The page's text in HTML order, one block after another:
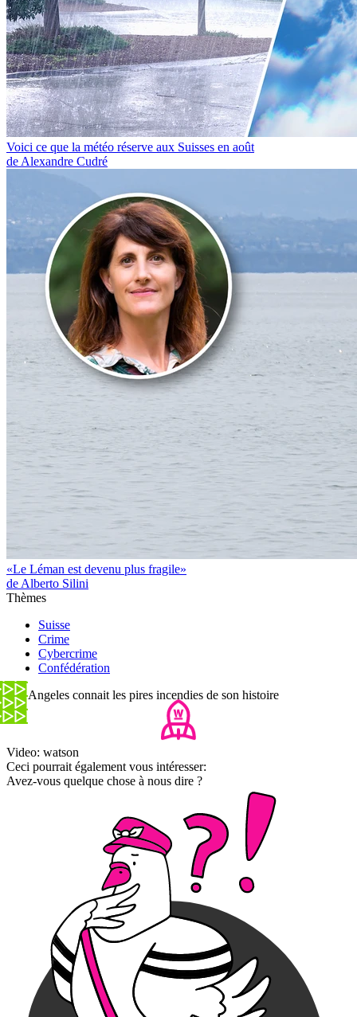
Voici ce que la météo réserve aux Suisses en août
de Alexandre Cudré
«Le Léman est devenu plus fragile»
de Alberto Silini
Thèmes
Suisse
Crime
Cybercrime
Confédération
Los Angeles connait les pires incendies de son histoire
Video: watson
Ceci pourrait également vous intéresser:
Avez-vous quelque chose à nous dire ?